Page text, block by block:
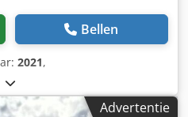
Bellen
2021,
Advertentie